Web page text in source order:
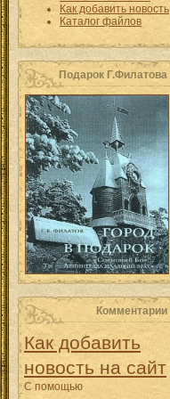
Как добавить новость
Каталог файлов
Подарок Г.Филатова
Комментарии
Как добавить
новость на сайт
С помощью